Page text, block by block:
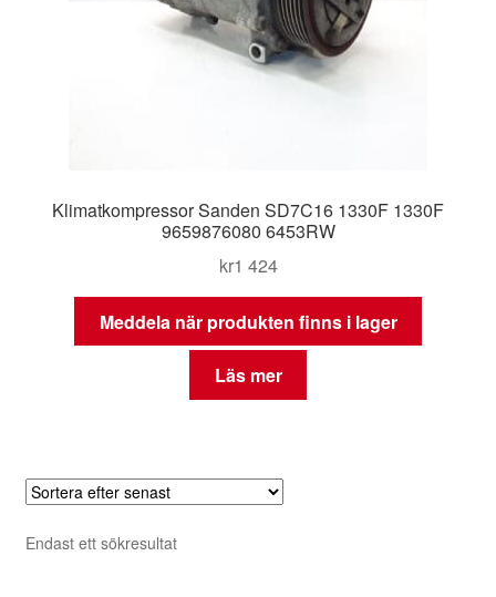
Klimatkompressor Sanden SD7C16 1330F 1330F
9659876080 6453RW
kr1 424
Meddela när produkten finns i lager
Läs mer
Endast ett sökresultat